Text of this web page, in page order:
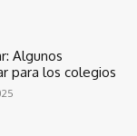
Algunos
para los colegios